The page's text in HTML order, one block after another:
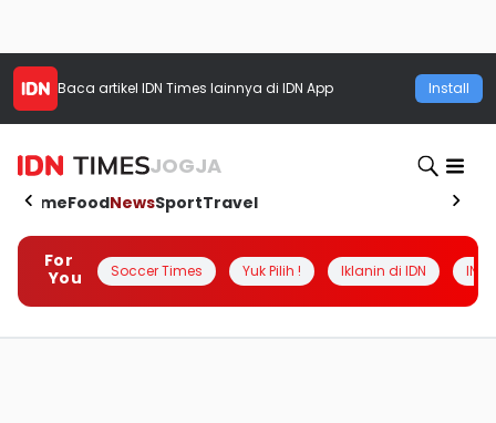
Baca artikel IDN Times lainnya di IDN App Install
JOGJA
HomeFoodNewsSportTravel
For
You
Soccer Times Yuk Pilih ! Iklanin di IDN